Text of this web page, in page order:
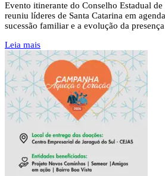
Evento itinerante do Conselho Estadual
reuniu líderes de Santa Catarina em
sucessão familiar e a evolução da
Leia mais